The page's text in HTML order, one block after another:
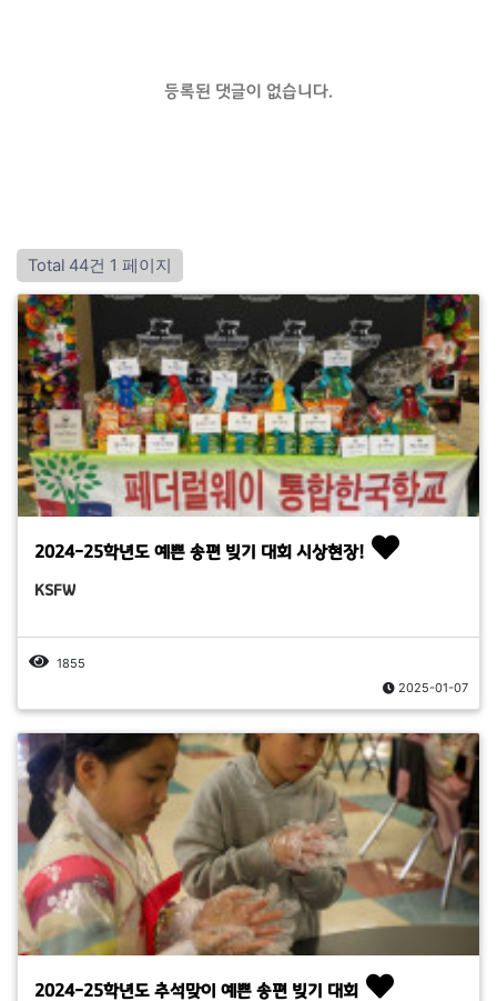
등록된 댓글이 없습니다.
Total 44건 1 페이지
2024-25학년도 예쁜 송편 빚기 대회 시상현장!
KSFW
1855
2025-01-07
2024-25학년도 추석맞이 예쁜 송편 빚기 대회